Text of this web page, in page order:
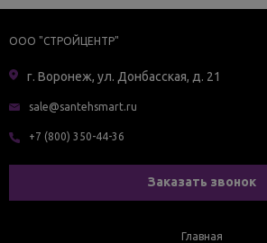
ООО "СТРОЙЦЕНТР"
г. Воронеж, ул. Донбасская, д. 21
sale@santehsmart.ru
+7 (800) 350-44-36
Заказать звонок
Главная